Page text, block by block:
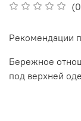
Рекомендации
Бережное
под верхней